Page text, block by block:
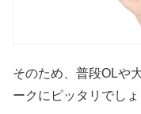
そのため、普段OLや
ークにピッタリでしょ